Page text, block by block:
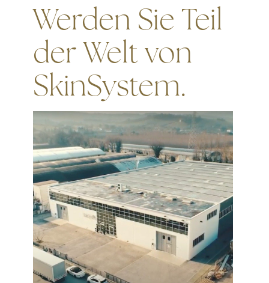
Werden Sie Teil
der Welt von
SkinSystem.